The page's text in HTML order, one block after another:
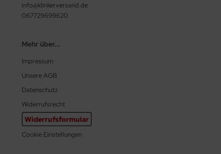
info@klinkerversand.de
067729699620
Mehr über...
Impressum
Unsere AGB
Datenschutz
Widerrufsrecht
Widerrufsformular
Cookie Einstellungen